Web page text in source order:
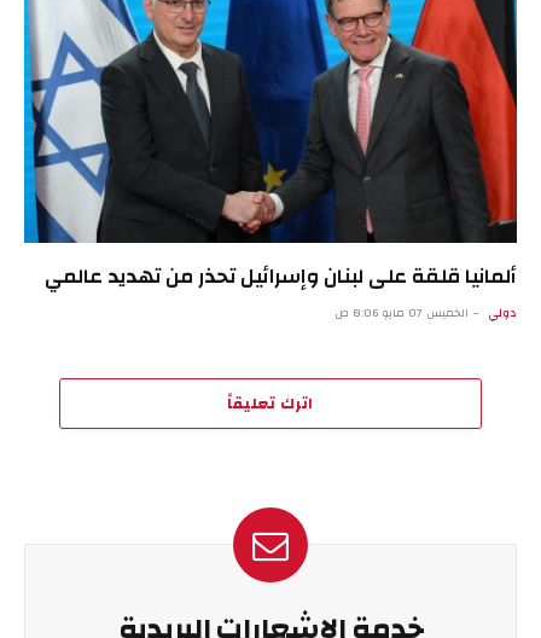
ألمانيا قلقة على لبنان وإسرائيل تحذر من تهديد عالمي
دولي الخميس 07 مايو 8:06 ص
اترك تعليقاً